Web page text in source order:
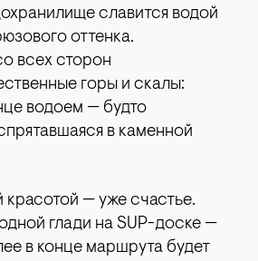
славится водой
оттенка.
всех сторон
горы и скалы:
водоем — будто
в каменной
красотой — уже счастье.
глади на SUP-доске —
в конце маршрута будет